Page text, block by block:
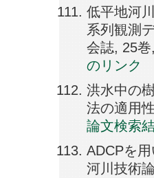
低平地河
系列観測
会誌, 25
のリンク
洪水中の
法の適用
論文検索
ADCPを
河川技術